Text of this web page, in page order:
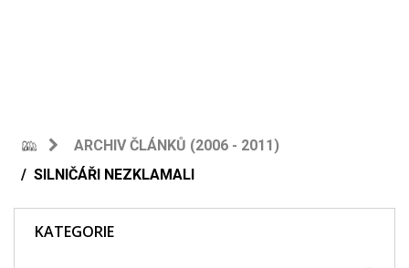
ARCHIV ČLÁNKŮ (2006 - 2011)
SILNIČÁŘI NEZKLAMALI
KATEGORIE